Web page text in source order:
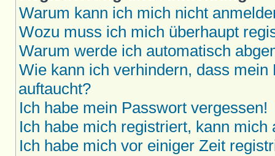
Warum kann ich mich nicht
Wozu muss ich mich überhaupt
Warum werde ich automatisch
Wie kann ich verhindern, dass
auftaucht?
Ich habe mein Passwort vergessen!
Ich habe mich registriert, kann mich
Ich habe mich vor einiger Zeit